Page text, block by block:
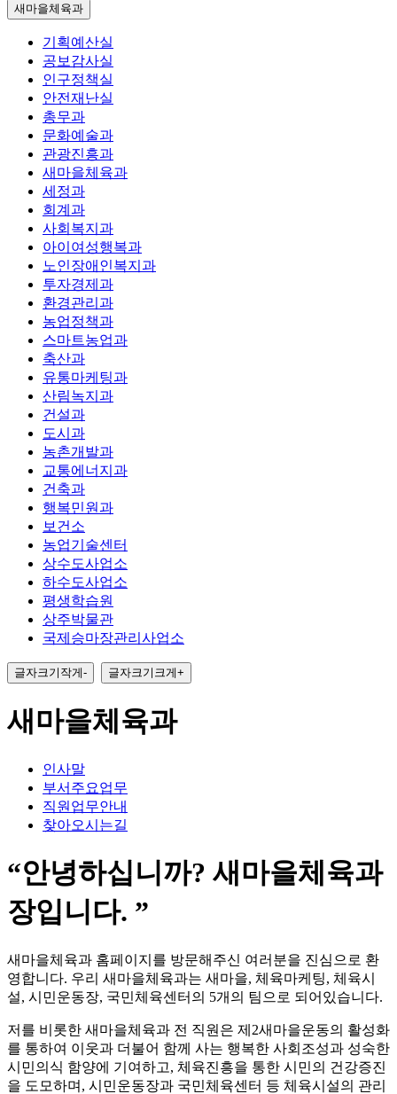
새마을체육과
기획예산실
공보감사실
인구정책실
안전재난실
총무과
문화예술과
관광진흥과
새마을체육과
세정과
회계과
사회복지과
아이여성행복과
노인장애인복지과
투자경제과
환경관리과
농업정책과
스마트농업과
축산과
유통마케팅과
산림녹지과
건설과
도시과
농촌개발과
교통에너지과
건축과
행복민원과
보건소
농업기술센터
상수도사업소
하수도사업소
평생학습원
상주박물관
국제승마장관리사업소
글자크기작게- 글자크기크게+
새마을체육과
인사말
부서주요업무
직원업무안내
찾아오시는길
“안녕하십니까? 새마을체육과
장입니다. ”
새마을체육과 홈페이지를 방문해주신 여러분을 진심으로 환
영합니다. 우리 새마을체육과는 새마을, 체육마케팅, 체육시
설, 시민운동장, 국민체육센터의 5개의 팀으로 되어있습니다.
저를 비롯한 새마을체육과 전 직원은 제2새마을운동의 활성화
를 통하여 이웃과 더불어 함께 사는 행복한 사회조성과 성숙한
시민의식 함양에 기여하고, 체육진흥을 통한 시민의 건강증진
을 도모하며, 시민운동장과 국민체육센터 등 체육시설의 관리